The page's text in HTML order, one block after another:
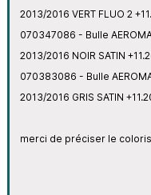
2013/2016 VERT FLUO 2
070347086 - Bulle
2013/2016 NOIR SATIN
070383086 - Bulle
2013/2016 GRIS SATIN
merci de préciser le